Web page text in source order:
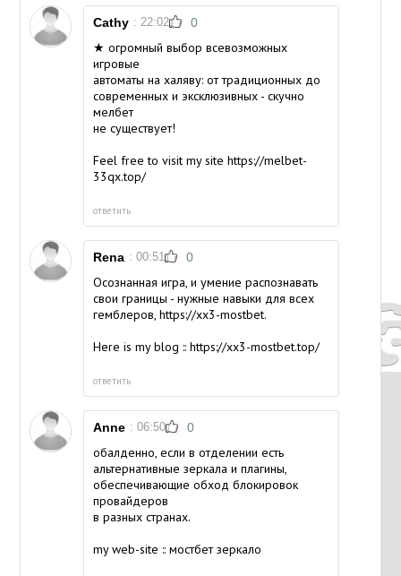
Cathy : 22:02 0
★ огромный выбор всевозможных
игровые
автоматы на халяву: от традиционных до
современных и эксклюзивных - скучно
мелбет
не существует!
Feel free to visit my sitehttps://melbet-
33qx.top/
ответить
Rena : 00:51 0
Осознанная игра, и умение распознавать
свои границы - нужные навыки для всех
гемблеров, https://xx3-mostbet.
Here is my blog ::https://xx3-mostbet.top/
ответить
Anne : 06:50 0
обалденно, если в отделении есть
альтернативные зеркала и плагины,
обеспечивающие обход блокировок
провайдеров
в разных странах.
my web-site ::мостбет зеркало